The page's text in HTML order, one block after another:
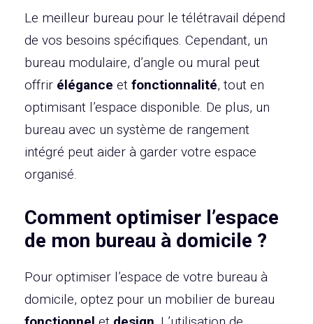
Le meilleur bureau pour le télétravail dépend
de vos besoins spécifiques. Cependant, un
bureau modulaire, d’angle ou mural peut
offrir élégance et fonctionnalité, tout en
optimisant l’espace disponible. De plus, un
bureau avec un système de rangement
intégré peut aider à garder votre espace
organisé.
Comment optimiser l’espace
de mon bureau à domicile ?
Pour optimiser l’espace de votre bureau à
domicile, optez pour un mobilier de bureau